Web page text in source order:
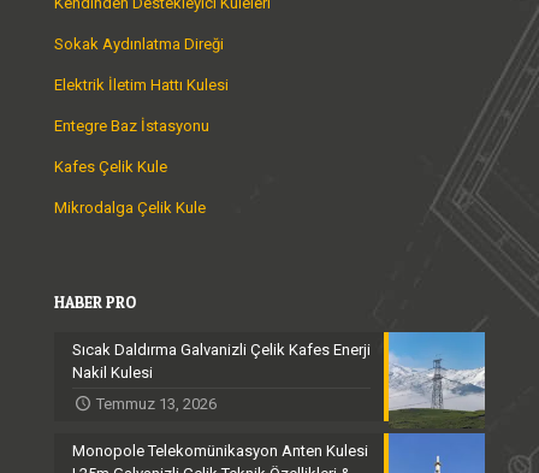
Sokak Aydınlatma Direği
Elektrik İletim Hattı Kulesi
Entegre Baz İstasyonu
Kafes Çelik Kule
Mikrodalga Çelik Kule
HABER PRO
Sıcak Daldırma Galvanizli Çelik Kafes Enerji
Nakil Kulesi
Temmuz 13, 2026
Monopole Telekomünikasyon Anten Kulesi